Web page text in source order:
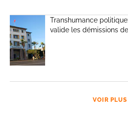
Transhumance
valide les démissions
VOIR PLUS